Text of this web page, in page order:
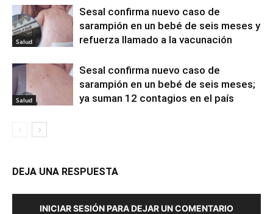
Salud
Sesal confirma nuevo caso de
sarampión en un bebé de seis meses y
refuerza llamado a la vacunación
Salud
Sesal confirma nuevo caso de
sarampión en un bebé de seis meses;
ya suman 12 contagios en el país
DEJA UNA RESPUESTA
INICIAR SESIÓN PARA DEJAR UN COMENTARIO